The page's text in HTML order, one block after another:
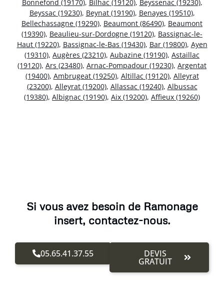
Bonnefond (19170), Bilhac (19120), Beyssenac (19230),
Beyssac (19230), Beynat (19190), Benayes (19510),
Bellechassagne (19290), Beaumont (86490), Beaumont
(19390), Beaulieu-sur-Dordogne (19120), Bassignac-le-
Haut (19220), Bassignac-le-Bas (19430), Bar (19800), Ayen
(19310), Augères (23210), Aubazine (19190), Astaillac
(19120), Ars (23480), Arnac-Pompadour (19230), Argentat
(19400), Ambrugeat (19250), Altillac (19120), Alleyrat
(23200), Alleyrat (19200), Allassac (19240), Albussac
(19380), Albignac (19190), Aix (19200), Affieux (19260)
Si vous avez besoin de Ramonage
insert, contactez-nous.
05.65.41.37.55 DEVIS
GRATUIT